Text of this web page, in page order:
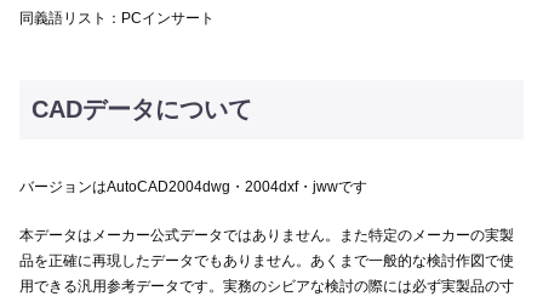
同義語リスト：PCインサート
CADデータについて
バージョンはAutoCAD2004dwg・2004dxf・jwwです
本データはメーカー公式データではありません。また特定のメーカーの実製
品を正確に再現したデータでもありません。あくまで一般的な検討作図で使
用できる汎用参考データです。実務のシビアな検討の際には必ず実製品の寸